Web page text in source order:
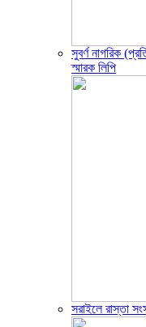
সুবর্ণ নাগরিক
স্মারক লিপি
সরাইলে রাস্তা